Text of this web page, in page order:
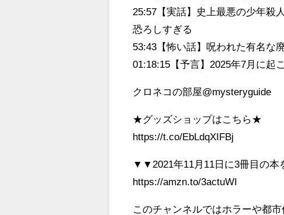
25:57【実話】史上最悪の少年殺
恐ろしすぎる
53:43【怖い話】呪われた有名な
01:18:15【予言】2025年7月に起
クロネコの部屋@mysteryguide
★グッズショップはこちら★
https://t.co/EbLdqXIFBj
▼▼2021年11月11日に3冊目の
https://amzn.to/3actuWI
このチャンネルではホラーや都